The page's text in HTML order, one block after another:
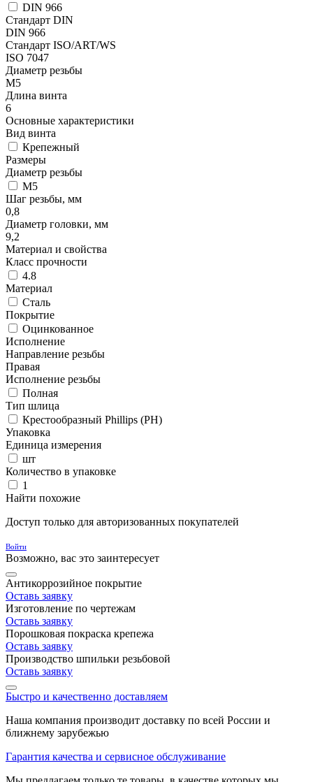
DIN 966
Стандарт DIN
DIN 966
Стандарт ISO/ART/WS
ISO 7047
Диаметр резьбы
М5
Длина винта
6
Основные характеристики
Вид винта
Крепежный
Размеры
Диаметр резьбы
М5
Шаг резьбы, мм
0,8
Диаметр головки, мм
9,2
Материал и свойства
Класс прочности
4.8
Материал
Сталь
Покрытие
Оцинкованное
Исполнение
Направление резьбы
Правая
Исполнение резьбы
Полная
Тип шлица
Крестообразный Phillips (PH)
Упаковка
Единица измерения
шт
Количество в упаковке
1
Найти похожие
Доступ только для авторизованных покупателей
Войти
Возможно, вас это заинтересует
Антикоррозийное покрытие
Оставь заявку
Изготовление по чертежам
Оставь заявку
Порошковая покраска крепежа
Оставь заявку
Производство шпильки резьбовой
Оставь заявку
Быстро и качественно доставляем
Наша компания производит доставку по всей России и
ближнему зарубежью
Гарантия качества и сервисное обслуживание